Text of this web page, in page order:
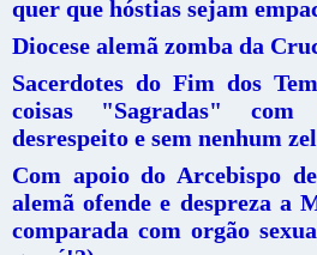
quer que hóstias sejam
Diocese alemã zomba da
Sacerdotes do Fim dos
coisas "Sagradas" com
desrespeito e sem nenhum
Com apoio do Arcebispo
alemã ofende e despreza a
comparada com orgão